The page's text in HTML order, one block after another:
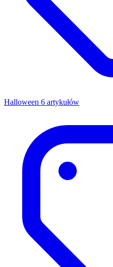
Halloween 6 artykułów